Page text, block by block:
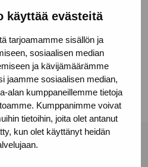
käyttää evästeitä
tarjoamamme sisällön ja
sosiaalisen median
ja kävijämäärämme
jaamme sosiaalisen median,
alan kumppaneillemme tietoja
Kumppanimme voivat
tietoihin, joita olet antanut
kun olet käyttänyt heidän